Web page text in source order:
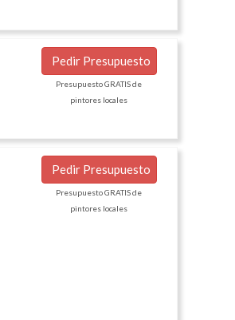
Pedir Presupuesto
Presupuesto GRATIS de
pintores locales
Pedir Presupuesto
Presupuesto GRATIS de
pintores locales